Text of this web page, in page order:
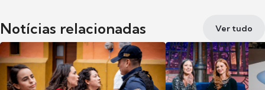
Notícias relacionadas Ver tudo